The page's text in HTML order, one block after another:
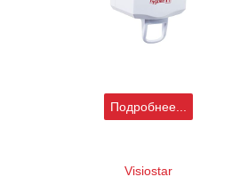
Подробнее...
Visiostar